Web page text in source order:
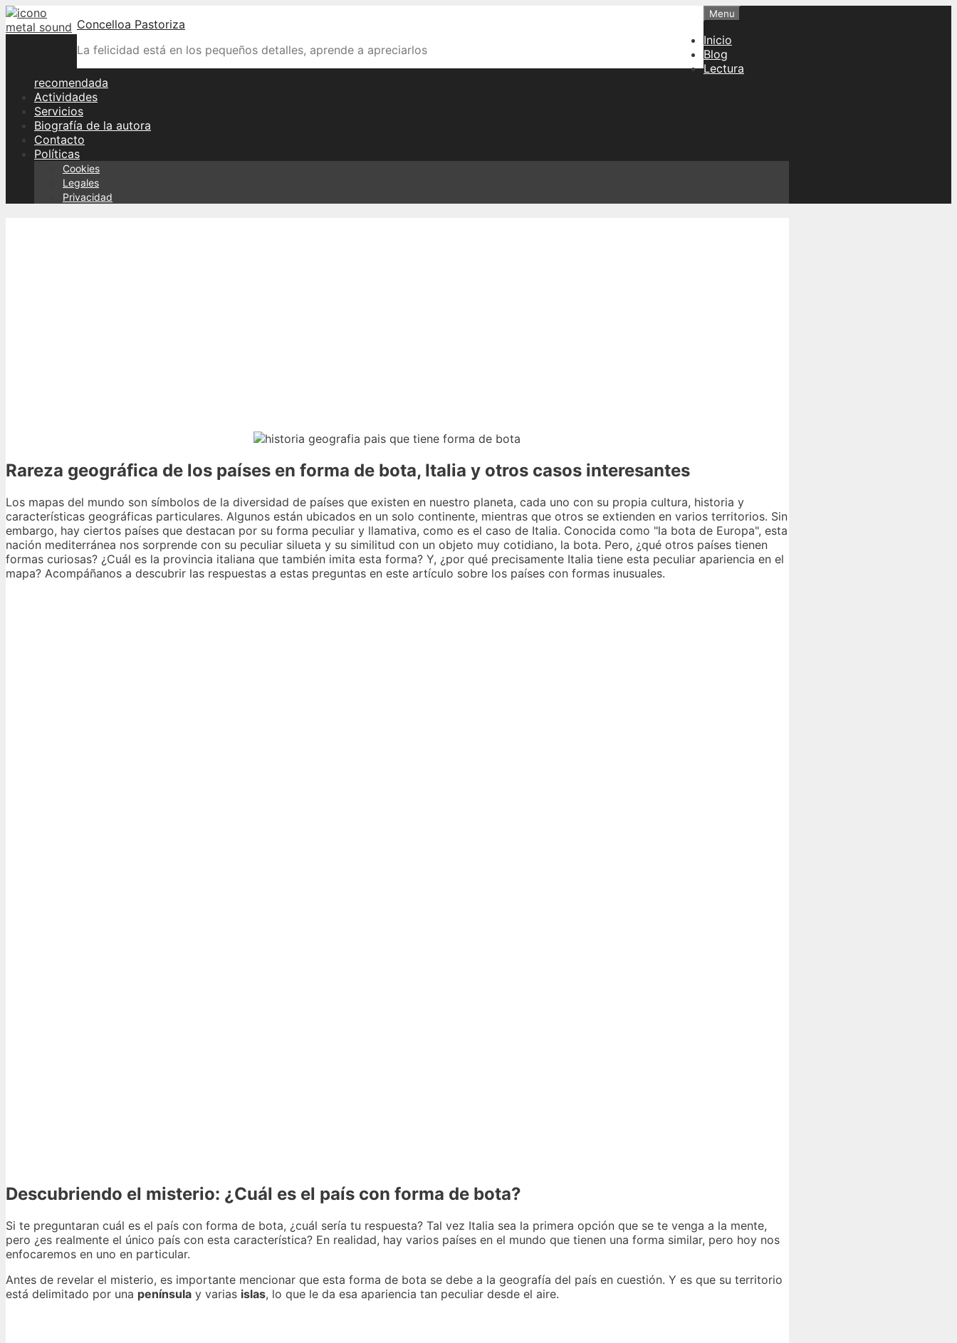
Skip
to
Concelloa Pastoriza
La felicidad está en los pequeños detalles, aprende a apreciarlos
Menu
Inicio
Blog
Lectura
recomendada
Actividades
Servicios
Biografía de la autora
Contacto
Políticas
Cookies
Legales
Privacidad
Rareza geográfica de los países en forma de bota, Italia y otros casos interesantes
Los mapas del mundo son símbolos de la diversidad de países que existen en nuestro planeta, cada uno con su propia cultura, historia y
características geográficas particulares. Algunos están ubicados en un solo continente, mientras que otros se extienden en varios territorios. Sin
embargo, hay ciertos países que destacan por su forma peculiar y llamativa, como es el caso de Italia. Conocida como "la bota de Europa", esta
nación mediterránea nos sorprende con su peculiar silueta y su similitud con un objeto muy cotidiano, la bota. Pero, ¿qué otros países tienen
formas curiosas? ¿Cuál es la provincia italiana que también imita esta forma? Y, ¿por qué precisamente Italia tiene esta peculiar apariencia en el
mapa? Acompáñanos a descubrir las respuestas a estas preguntas en este artículo sobre los países con formas inusuales.
Descubriendo el misterio: ¿Cuál es el país con forma de bota?
Si te preguntaran cuál es el país con forma de bota, ¿cuál sería tu respuesta? Tal vez Italia sea la primera opción que se te venga a la mente,
pero ¿es realmente el único país con esta característica? En realidad, hay varios países en el mundo que tienen una forma similar, pero hoy nos
enfocaremos en uno en particular.
Antes de revelar el misterio, es importante mencionar que esta forma de bota se debe a la geografía del país en cuestión. Y es que su territorio
está delimitado por una península y varias islas, lo que le da esa apariencia tan peculiar desde el aire.